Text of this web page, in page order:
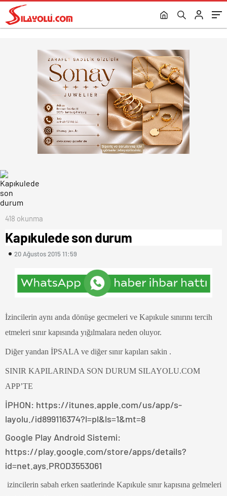
418 okunma
Kapıkulede son durum
20 Ağustos 2015 11:59
İzincilerin aynı anda dönüşe gecmeleri ve Kapıkule sınırını tercih
etmeleri sınır kapısında yığılmalara neden oluyor.
Diğer yandan İPSALA ve diğer sınır kapıları sakin .
SINIR KAPILARINDA SON DURUM SILAYOLU.COM
APP’TE
İPHON: https://itunes.apple.com/us/app/s-
layolu./id899116374?l=pl&ls=1&mt=8
Google Play Android Sistemi:
https://play.google.com/store/apps/details?
id=net.ays.PROD3553061
izincilerin sabah erken saatlerinde Kapıkule sınır kapısına gelmeleri